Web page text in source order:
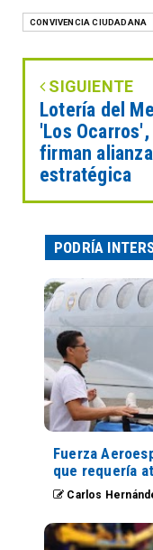
CONVIVENCIA CIUDADANA
SIGUIENTE
Lotería del
'Los Ocarros',
firman alianza
estratégica
PODRÍA
Fuerza
que requería
Carlos